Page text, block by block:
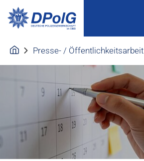
Presse- / Öffentlichkeitsarbeit